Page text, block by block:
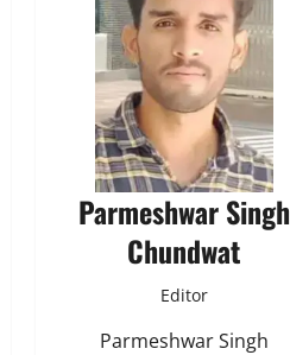
Parmeshwar Singh
Chundwat
Editor
Parmeshwar Singh